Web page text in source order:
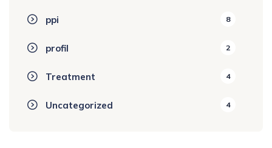
ppi 8
profil 2
Treatment 4
Uncategorized 4